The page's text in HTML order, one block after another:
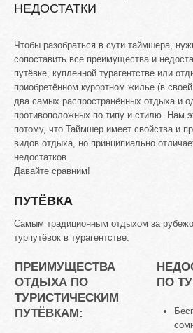
НЕДОСТАТКИ
Чтобы разобраться в сути таймшера,
сопоставить все преимущества и
путёвке, купленной турагентстве или
приобретённом курортном жилье (в
два самых распространённых отдыха и
противоположных по типу и стилю. Нам
потому, что Таймшер имеет свойства и
видов отдыха, но принципиально
недостатков.
Давайте сравним!
ПУТЁВКА
Самым традиционным отдыхом за
турпутёвок в турагентстве.
ПРЕИМУЩЕСТВА
ОТДЫХА ПО
ТУРИСТИЧЕСКИМ
ПУТЁВКАМ:
ПО